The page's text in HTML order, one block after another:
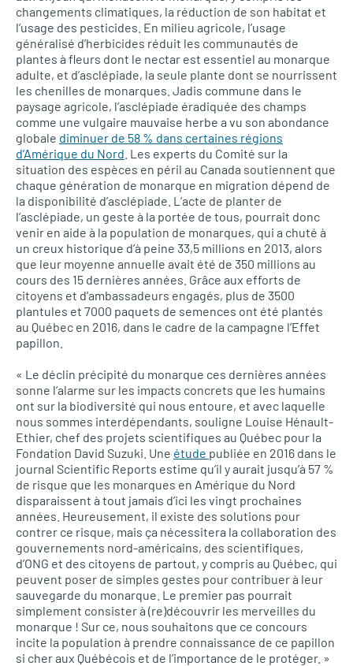
changements climatiques, la réduction de son habitat et
l’usage des pesticides. En milieu agricole, l’usage
généralisé d’herbicides réduit les communautés de
plantes à fleurs dont le nectar est essentiel au monarque
adulte, et d’asclépiade, la seule plante dont se nourrissent
les chenilles de monarques. Jadis commune dans le
paysage agricole, l’asclépiade éradiquée des champs
comme une vulgaire mauvaise herbe a vu son abondance
globale diminuer de 58 % dans certaines régions
d’Amérique du Nord . Les experts du Comité sur la
situation des espèces en péril au Canada soutiennent que
chaque génération de monarque en migration dépend de
la disponibilité d’asclépiade. L’acte de planter de
l’asclépiade, un geste à la portée de tous, pourrait donc
venir en aide à la population de monarques, qui a chuté à
un creux historique d’à peine 33,5 millions en 2013, alors
que leur moyenne annuelle avait été de 350 millions au
cours des 15 dernières années. Grâce aux efforts de
citoyens et d’ambassadeurs engagés, plus de 3500
plantules et 7000 paquets de semences ont été plantés
au Québec en 2016, dans le cadre de la campagne l’Effet
papillon.
« Le déclin précipité du monarque ces dernières années
sonne l’alarme sur les impacts concrets que les humains
ont sur la biodiversité qui nous entoure, et avec laquelle
nous sommes interdépendants, souligne Louise Hénault-
Ethier, chef des projets scientifiques au Québec pour la
Fondation David Suzuki. Une étude publiée en 2016 dans le
journal Scientific Reports estime qu’il y aurait jusqu’à 57 %
de risque que les monarques en Amérique du Nord
disparaissent à tout jamais d’ici les vingt prochaines
années. Heureusement, il existe des solutions pour
contrer ce risque, mais ça nécessitera la collaboration des
gouvernements nord-américains, des scientifiques,
d’ONG et des citoyens de partout, y compris au Québec, qui
peuvent poser de simples gestes pour contribuer à leur
sauvegarde du monarque. Le premier pas pourrait
simplement consister à (re)découvrir les merveilles du
monarque ! Sur ce, nous souhaitons que ce concours
incite la population à prendre connaissance de ce papillon
si cher aux Québécois et de l’importance de le protéger. »